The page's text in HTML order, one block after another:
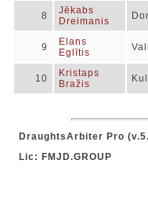
8
Jēkabs
Dreimanis
9
Elans
Eglītis
10
Kristaps
Bražis
DraughtsArbiter Pro
Lic: FMJD.GROUP